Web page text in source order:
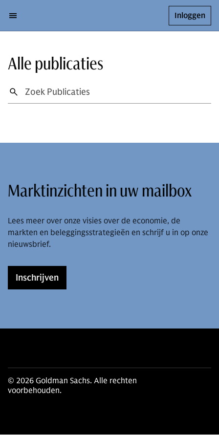
Inloggen
Alle publicaties
Marktinzichten in uw mailbox
Lees meer over onze visies over de economie, de
markten en beleggingsstrategieën en schrijf u in op onze
nieuwsbrief.
Inschrijven
© 2026 Goldman Sachs. Alle rechten
voorbehouden.